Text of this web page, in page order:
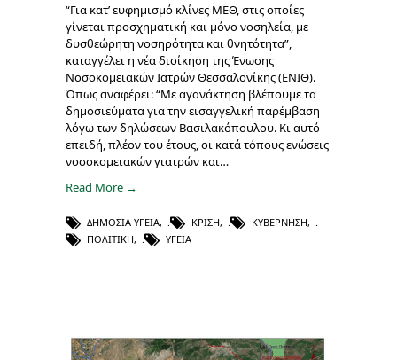
“Για κατ’ ευφημισμό κλίνες ΜΕΘ, στις οποίες
γίνεται προσχηματική και μόνο νοσηλεία, με
δυσθεώρητη νοσηρότητα και θνητότητα”,
καταγγέλει η νέα διοίκηση της Ένωσης
Νοσοκομειακών Ιατρών Θεσσαλονίκης (ΕΝΙΘ).
Όπως αναφέρει: “Με αγανάκτηση βλέπουμε τα
δημοσιεύματα για την εισαγγελική παρέμβαση
λόγω των δηλώσεων Βασιλακόπουλου. Κι αυτό
επειδή, πλέον του έτους, οι κατά τόπους ενώσεις
νοσοκομειακών γιατρών και…
Read More →
ΔΗΜΌΣΙΑ ΥΓΕΊΑ, ΚΡΊΣΗ, ΚΥΒΈΡΝΗΣΗ,
ΠΟΛΙΤΙΚΉ, ΥΓΕΊΑ